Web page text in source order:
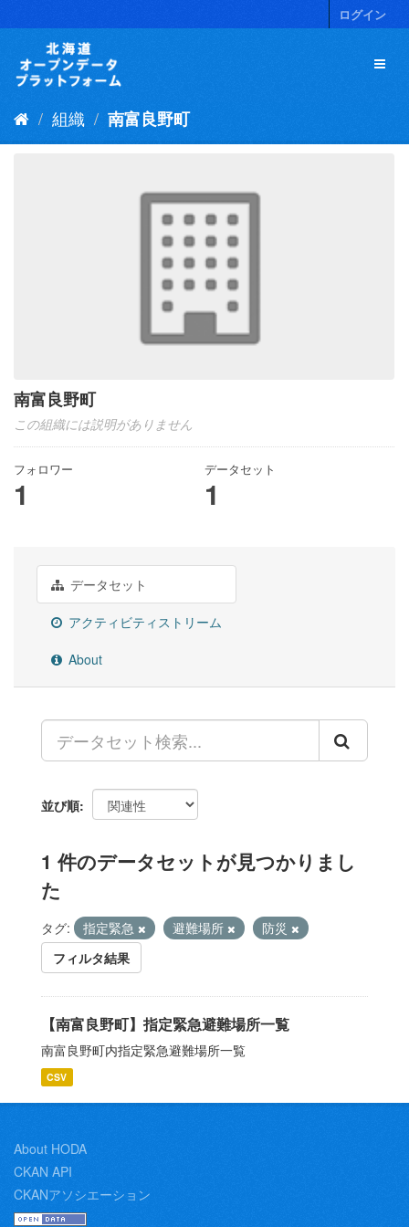
キ
ログイン
組織 南富良野町
南富良野町
この組織には説明がありません
フォロワー
1
データセット
1
データセット
アクティビティストリーム
About
並び順
1 件のデータセットが見つかりまし
た
タグ: 指定緊急 避難場所
防災
フィルタ結果
【南富良野町】指定緊急避難場所一覧
南富良野町内指定緊急避難場所一覧
CSV
About HODA
CKAN API
CKANアソシエーション